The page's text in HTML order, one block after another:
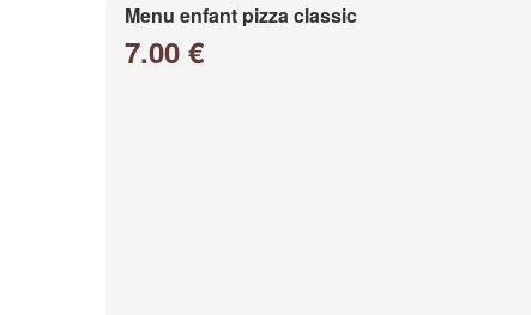
Menu enfant pizza classic
7.00 €